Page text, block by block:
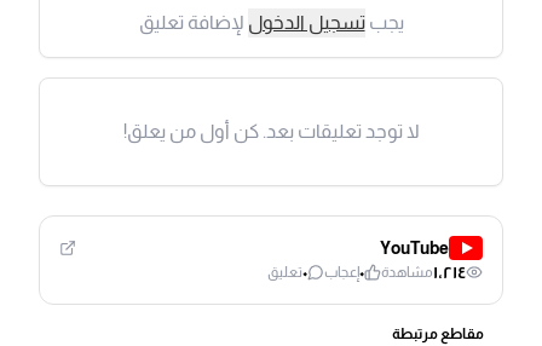
يجبتسجيل الدخول لإضافة تعليق
لا توجد تعليقات بعد. كن أول من يعلق!
YouTube
١٬٢١٤مشاهدة ٠إعجاب ٠تعليق
مقاطع مرتبطة